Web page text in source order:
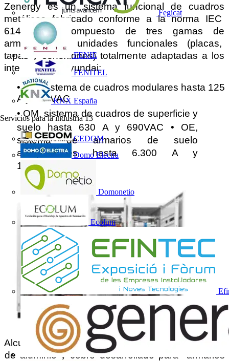
Fegicat
FENIE
FENITEL
KNX España
Servicios para la industria 13
CEDOM
Domo Electra
Domonetio
Ecolum
Zenergy es un sistema funcional de cuadros
metálicos fabricado conforme a la norma IEC
61439-1&2, compuesto de tres gamas de
armarios con unidades funcionales (placas,
tapas y conexiones) totalmente adaptadas a los
interruptores Hyundai:
• ON, sistema de cuadros modulares hasta 125
A y 415VAC
• OM, sistema de cuadros de superficie y
suelo hasta 630 A y 690VAC •
OE,
sistema de armarios de suelo
autoportantes hasta 6.300 A y
1.000VAC
Alcubar es su innovador sistema de embarrado
de aluminio y cobre desarrollado para  armarios